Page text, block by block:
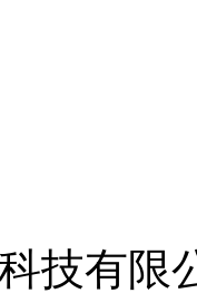
技有限